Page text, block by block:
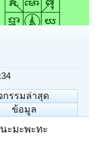
กรรมล่าสุด
ข้อมูล
ะมะพะทะ